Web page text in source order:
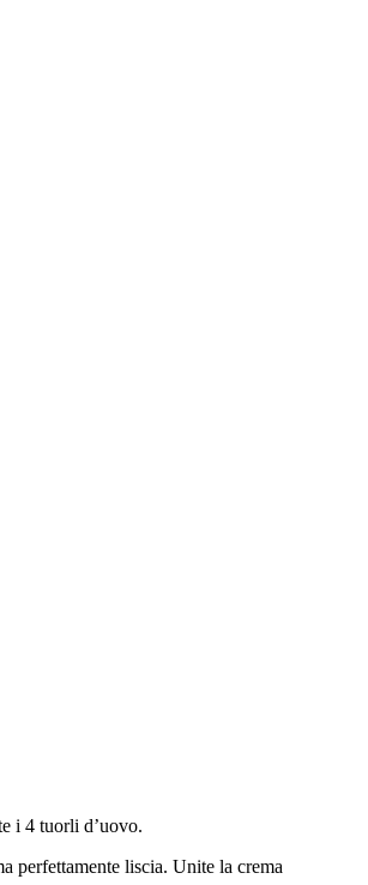
i 4 tuorli d’uovo.
perfettamente liscia. Unite la crema